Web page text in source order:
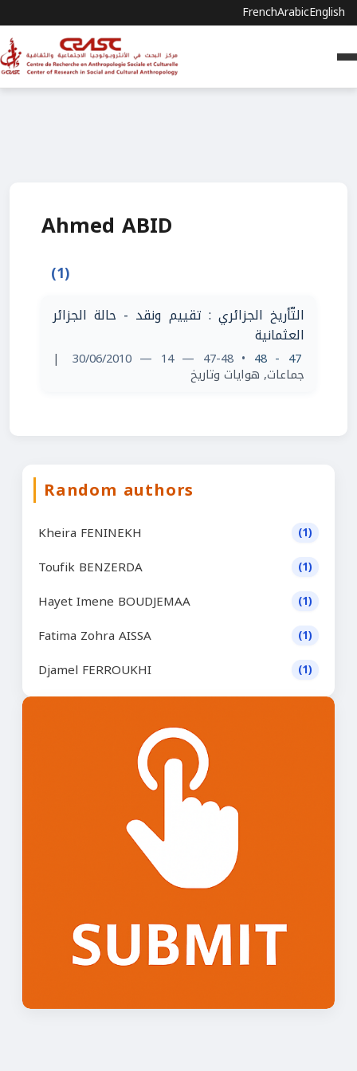
FrenchArabicEnglish
Ahmed ABID
(1)
التّأريخ الجزائري : تقييم ونقد - حالة الجزائر
العثمانية
47 - 48
• 47-48 — 14 — 30/06/2010
|
جماعات, هوايات وتاريخ
Random authors
Kheira FENINEKH (1)
Toufik BENZERDA (1)
Hayet Imene BOUDJEMAA (1)
Fatima Zohra AISSA (1)
Djamel FERROUKHI (1)